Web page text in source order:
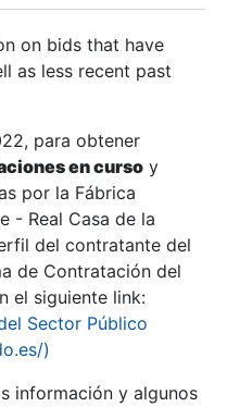
on bids that have
as less recent past
para obtener
en curso y
por la Fábrica
- Real Casa de la
del contratante del
de Contratación del
el siguiente link:
Sector Público
)
información y algunos